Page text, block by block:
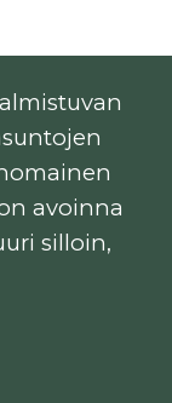
avoinna
silloin,